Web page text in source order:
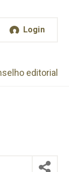
Login
editorial